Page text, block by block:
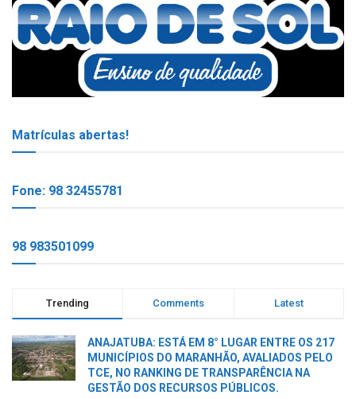
Matrículas abertas!
Fone: 98 32455781
98 983501099
Trending Comments Latest
ANAJATUBA: ESTÁ EM 8° LUGAR ENTRE OS 217
MUNICÍPIOS DO MARANHÃO, AVALIADOS PELO
TCE, NO RANKING DE TRANSPARÊNCIA NA
GESTÃO DOS RECURSOS PÚBLICOS.